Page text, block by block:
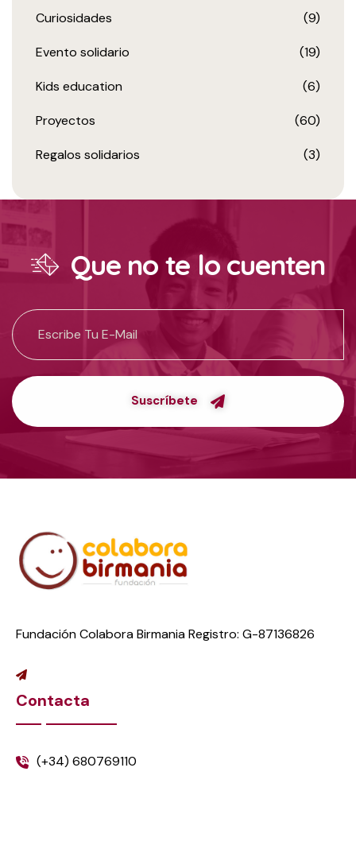
Curiosidades (9)
Evento solidario (19)
Kids education (6)
Proyectos (60)
Regalos solidarios (3)
Que no te lo cuenten
Suscríbete
Fundación Colabora Birmania Registro: G-87136826
Contacta
(+34) 680769110